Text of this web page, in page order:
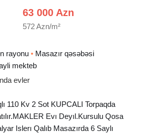
63 000 Azn
572 Azn/m²
rayonu • Masazır qəsəbəsi
mekteb
evler
110 Kv 2 Sot KUPCALI Torpaqda
Evı Deyıl.Kursulu Qosa
Islerı Qalıb Masazırda 6 Saylı